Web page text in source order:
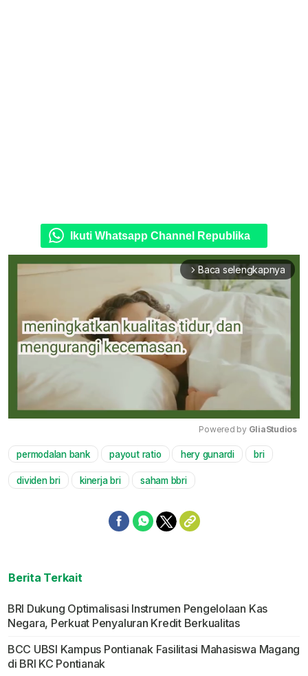
Ikuti Whatsapp Channel Republika
arrow_forward_ios Baca selengkapnya
Mute
Powered by GliaStudios
permodalan bank payout ratio hery gunardi bri
dividen bri kinerja bri saham bbri
Berita Terkait
BRI Dukung Optimalisasi Instrumen Pengelolaan Kas
Negara, Perkuat Penyaluran Kredit Berkualitas
BCC UBSI Kampus Pontianak Fasilitasi Mahasiswa Magang
di BRI KC Pontianak